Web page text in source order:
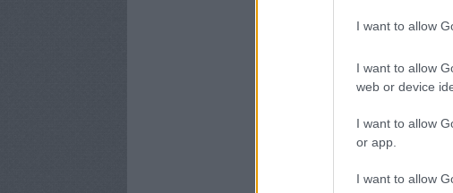
I want to allow
I want to allow
web or device
I want to allow
or app.
I want to allow